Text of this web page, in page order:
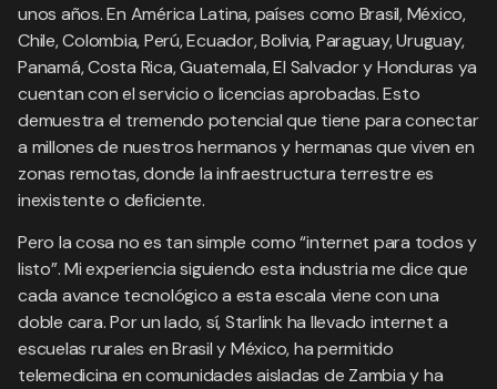
unos años. En América Latina, países como Brasil, México,
Chile, Colombia, Perú, Ecuador, Bolivia, Paraguay, Uruguay,
Panamá, Costa Rica, Guatemala, El Salvador y Honduras ya
cuentan con el servicio o licencias aprobadas. Esto
demuestra el tremendo potencial que tiene para conectar
a millones de nuestros hermanos y hermanas que viven en
zonas remotas, donde la infraestructura terrestre es
inexistente o deficiente.
Pero la cosa no es tan simple como “internet para todos y
listo”. Mi experiencia siguiendo esta industria me dice que
cada avance tecnológico a esta escala viene con una
doble cara. Por un lado, sí, Starlink ha llevado internet a
escuelas rurales en Brasil y México, ha permitido
telemedicina en comunidades aisladas de Zambia y ha